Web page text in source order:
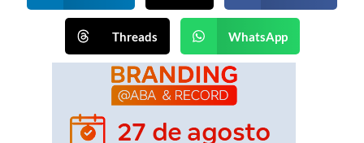
Threads WhatsApp